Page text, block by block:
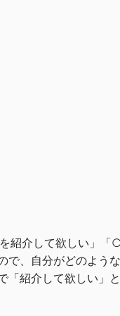
紹介して欲しい」
で、自分がどのよう
「紹介して欲しい」